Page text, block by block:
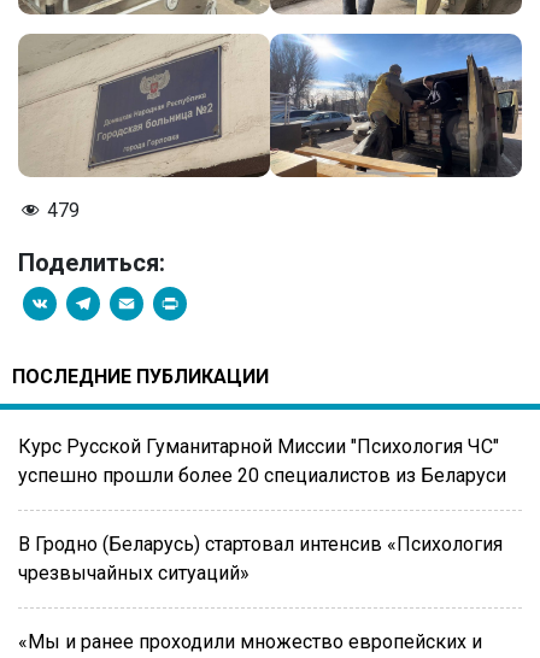
479
Поделиться:
VK Telegram
Email
ПОСЛЕДНИЕ ПУБЛИКАЦИИ
Курс Русской Гуманитарной Миссии "Психология ЧС"
успешно прошли более 20 специалистов из Беларуси
В Гродно (Беларусь) стартовал интенсив «Психология
чрезвычайных ситуаций»
«Мы и ранее проходили множество европейских и